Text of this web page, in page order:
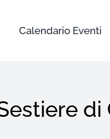
Calendario Eventi
di